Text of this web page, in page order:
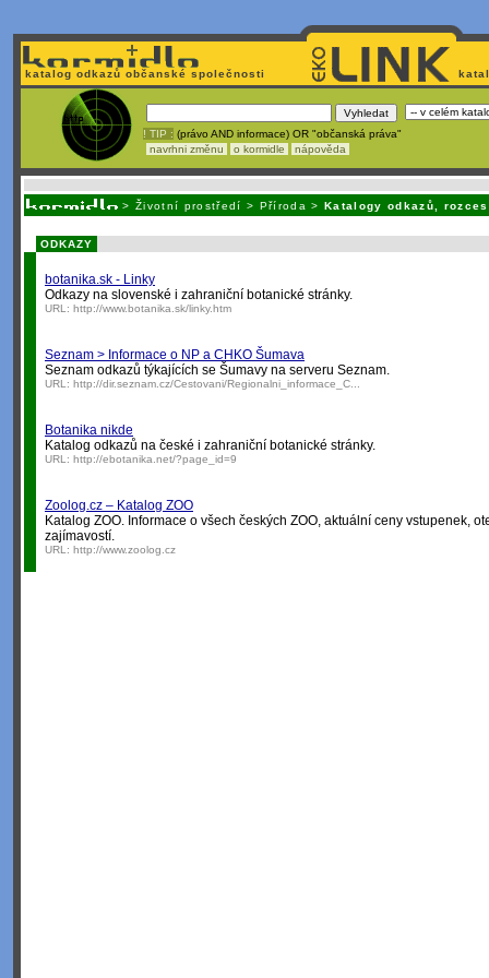
katalog odkazů občanské společnosti
! TIP : (právo AND informace) OR "občanská práva"
navrhni změnu
o kormidle nápověda
> Životní prostředí > Příroda >Katalogy odkazů,
ODKAZY
botanika.sk - Linky
Odkazy na slovenské i zahraniční botanické stránky.
URL: http://www.botanika.sk/linky.htm
Seznam > Informace o NP a CHKO Šumava
Seznam odkazů týkajících se Šumavy na serveru Seznam.
URL: http://dir.seznam.cz/Cestovani/Regionalni_informace_C...
Botanika nikde
Katalog odkazů na české i zahraniční botanické stránky.
URL: http://ebotanika.net/?page_id=9
Zoolog.cz – Katalog ZOO
Katalog ZOO. Informace o všech českých ZOO, aktuální ceny vstupenek,
zajímavostí.
URL: http://www.zoolog.cz